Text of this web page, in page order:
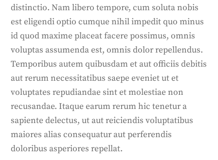
distinctio. Nam libero tempore, cum soluta nobis
est eligendi optio cumque nihil impedit quo minus
id quod maxime placeat facere possimus, omnis
voluptas assumenda est, omnis dolor repellendus.
Temporibus autem quibusdam et aut officiis debitis
aut rerum necessitatibus saepe eveniet ut et
voluptates repudiandae sint et molestiae non
recusandae. Itaque earum rerum hic tenetur a
sapiente delectus, ut aut reiciendis voluptatibus
maiores alias consequatur aut perferendis
doloribus asperiores repellat.